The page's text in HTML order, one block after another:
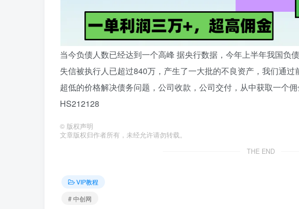
当今负债人数已经达到一个高峰 据央行数据，今年上半年我国负
失信被执行人已超过840万，产生了一大批的不良资产，我们通
超低的价格解决债务问题，公司收款，公司交付，从中获取一个
HS212128
© 版权声明
文章版权归作者所有，未经允许请勿转载。
THE END
VIP教程
# 中创网